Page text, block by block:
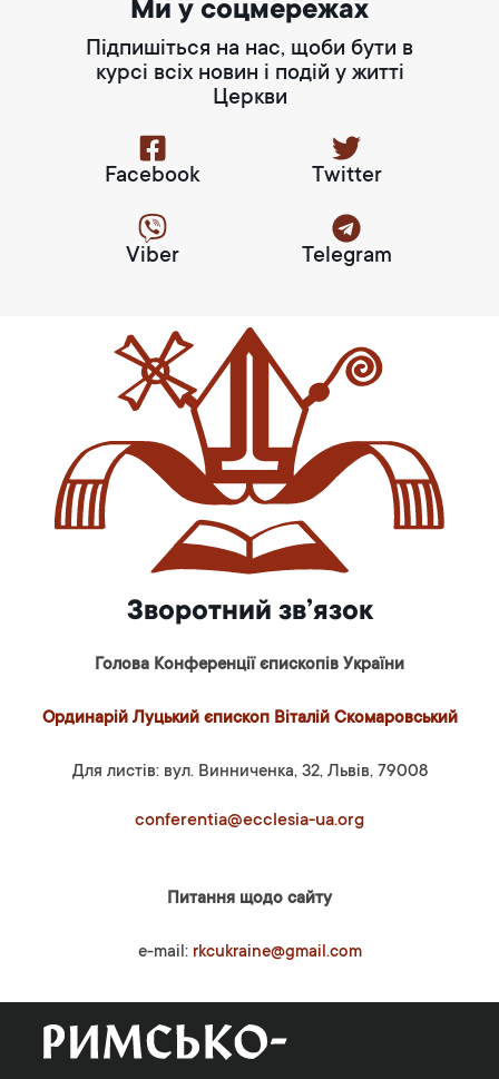
Ми у соцмережах
Підпишіться на нас, щоби бути в
курсі всіх новин і подій у житті
Церкви
Facebook Twitter
Viber Telegram
Зворотний зв’язок
Голова Конференції єпископів України
Ординарій Луцький єпископ Віталій Скомаровський
Для листів: вул. Винниченка, 32, Львів, 79008
conferentia@ecclesia-ua.org
Питання щодо сайту
e-mail: rkcukraine@gmail.com